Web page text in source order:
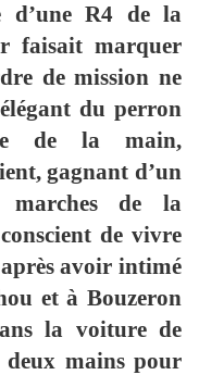
d’une R4 de la
faisait marquer
de mission ne
du perron
de la main,
gagnant d’un
de la
de vivre
avoir intimé
et à Bouzeron
la voiture de
deux mains pour